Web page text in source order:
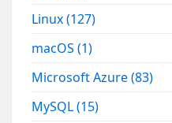
Linux(127)
macOS(1)
Microsoft Azure(83)
MySQL(15)